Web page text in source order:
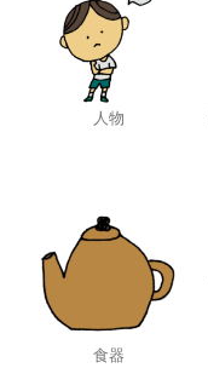
人物
食器